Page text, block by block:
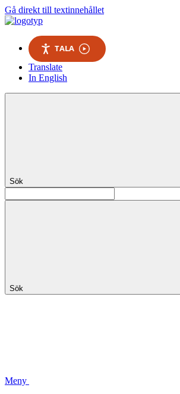
Gå direkt till textinnehållet
TALA
Translate
In English
Sök
Sök
Meny